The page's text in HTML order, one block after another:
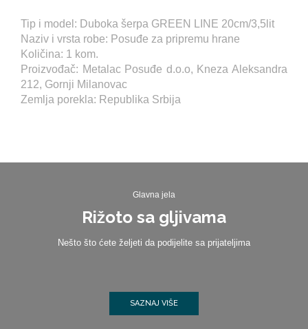
Tip i model: Duboka šerpa GREEN LINE 20cm/3,5lit
Naziv i vrsta robe: Posuđe za pripremu hrane
Količina: 1 kom.
Proizvođač: Metalac Posuđe d.o.o, Kneza Aleksandra
212, Gornji Milanovac
Zemlja porekla: Republika Srbija
Glavna jela
Rižoto sa gljivama
Nešto što ćete željeti da podijelite sa prijateljima
SAZNAJ VIŠE